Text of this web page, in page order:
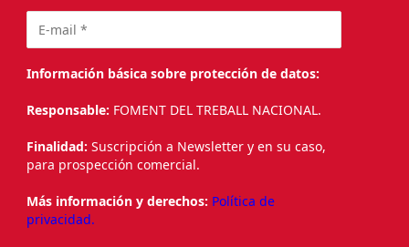
Información básica sobre protección de datos:
Responsable: FOMENT DEL TREBALL NACIONAL.
Finalidad: Suscripción a Newsletter y en su caso,
para prospección comercial.
Más información y derechos: Política de
privacidad.